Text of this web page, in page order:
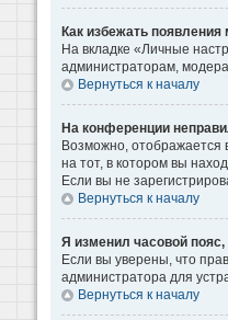
Как избежать появления
На вкладке «Личные
администраторам,
Вернуться к началу
На конференции
Возможно, отображается
на тот, в котором вы
Если вы не
Вернуться к началу
Я изменил часовой
Если вы уверены, что
администратора для
Вернуться к началу